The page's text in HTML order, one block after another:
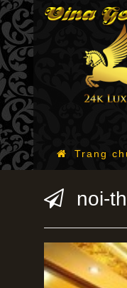
Trang
noi-